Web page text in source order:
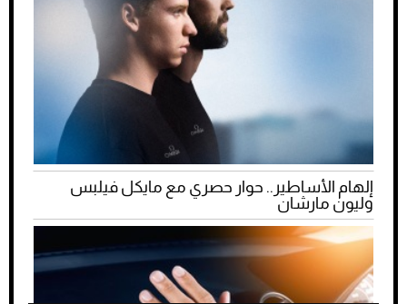
إلهام الأساطير.. حوار حصري مع مايكل فيلبس
وليون مارشان